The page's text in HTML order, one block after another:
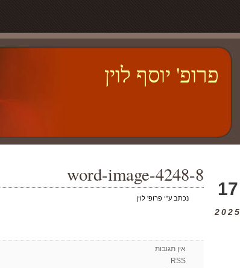
פרופ' יוסף לוין
17
2025
word-image-4248-8
נכתב ע"י פרופ' לוין
אין תגובות
RSS